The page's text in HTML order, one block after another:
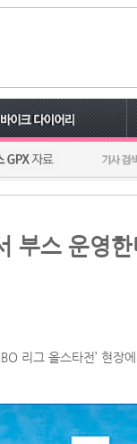
부스 운영한
리그 올스타전’ 현장